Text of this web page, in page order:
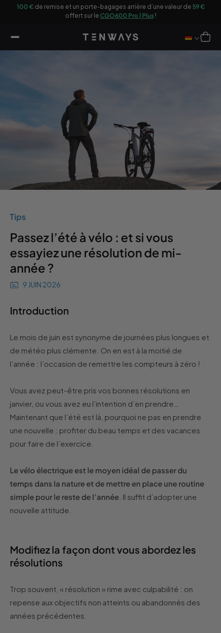
arrière d’une valeur de59 €
Profitez duCGO800S | Plusavec
bagages avant offert
Panier
Tips
Passez l’été à vélo : et si vous
essayiez une résolution de mi-
année ?
9 JUIN 2026
Introduction
Le mois de juin est synonyme de journées plus longues et
de météo plus clémente. On en est à la moitié de
l’année : l’occasion de remettre les compteurs à zéro !
Vous avez peut-être pris vos bonnes résolutions en
janvier, ou vous avez eu l’intention d’en prendre…
Maintenant que l’été est là, pourquoi ne pas en prendre
une nouvelle : profiter du beau temps et des vacances
pour faire de l’exercice.
Le vélo électrique est le moyen idéal de passer du
temps dans la nature et de mettre en place une routine
simple pour le reste de l’année . Il suffit d’adopter une
nouvelle attitude.
Modifiez la façon dont vous abordez les
résolutions
Trop souvent, « résolution » rime avec culpabilité : on
repense aux objectifs non atteints ou abandonnés des
années précédentes.